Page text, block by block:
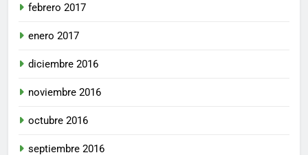
febrero 2017
enero 2017
diciembre 2016
noviembre 2016
octubre 2016
septiembre 2016